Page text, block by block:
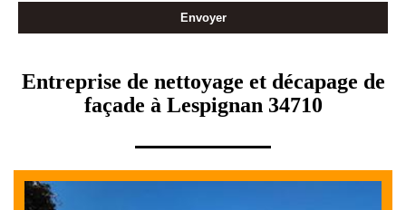
Entreprise de nettoyage et décapage de
façade à Lespignan 34710